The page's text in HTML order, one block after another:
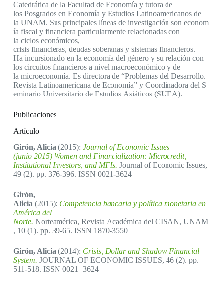
Catedrática de la Facultad de Economía y tutora de
los Posgrados en Economía y Estudios Latinoamericanos de
la UNAM. Sus principales líneas de investigación son econom
ía fiscal y financiera particularmente relacionadas con
la ciclos económicos,
crisis financieras, deudas soberanas y sistemas financieros.
Ha incursionado en la economía del género y su relación con
los circuitos financieros a nivel macroeconómico y de
la microeconomía. Es directora de “Problemas del Desarrollo.
Revista Latinoamericana de Economía” y Coordinadora del S
eminario Universitario de Estudios Asiáticos (SUEA).
Publicaciones
Artículo
Girón, Alicia (2015): Journal of Economic Issues
(junio 2015) Women and Financialization: Microcredit,
Institutional Investors, and MFIs. Journal of Economic Issues,
49 (2). pp. 376-396. ISSN 0021-3624
Girón,
Alicia (2015): Competencia bancaria y política monetaria en
América del
Norte. Norteamérica, Revista Académica del CISAN, UNAM
, 10 (1). pp. 39-65. ISSN 1870-3550
Girón, Alicia (2014): Crisis, Dollar and Shadow Financial
System. JOURNAL OF ECONOMIC ISSUES, 46 (2). pp.
511-518. ISSN 0021−3624